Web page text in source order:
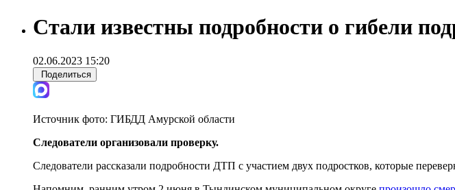
Стали известны подробности о гибели
02.06.2023 15:20
Поделиться
Источник фото: ГИБДД Амурской области
Следователи организовали проверку.
Следователи рассказали подробности ДТП с участием двух подростков, которые